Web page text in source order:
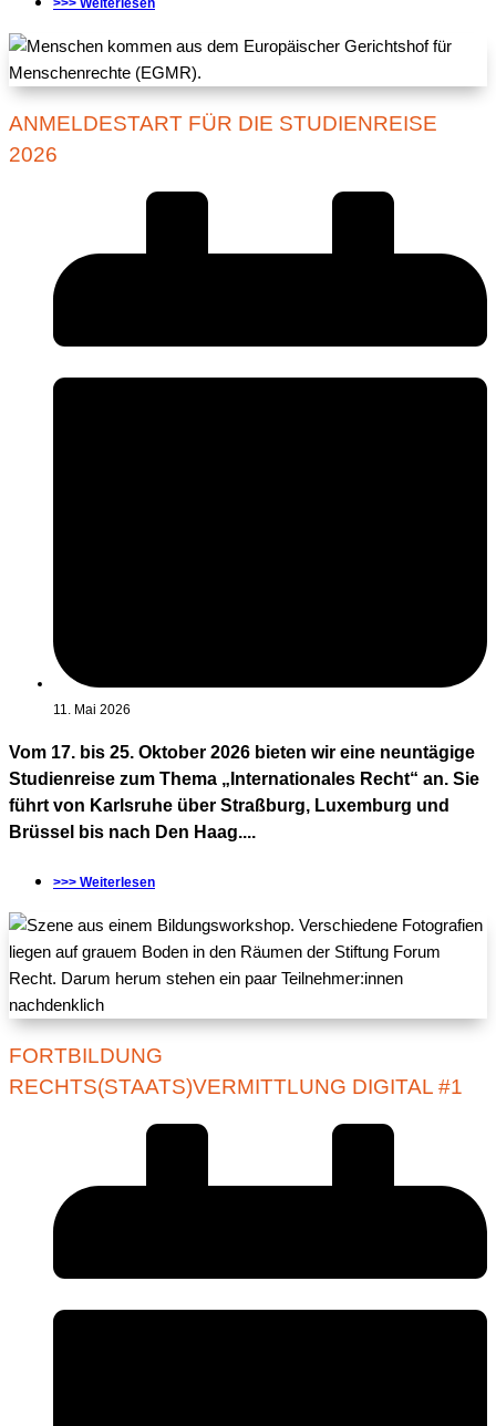
>>> Weiterlesen
ANMELDESTART FÜR DIE STUDIENREISE
2026
11. Mai 2026
Vom 17. bis 25. Oktober 2026 bieten wir eine neuntägige
Studienreise zum Thema „Internationales Recht“ an. Sie
führt von Karlsruhe über Straßburg, Luxemburg und
Brüssel bis nach Den Haag....
>>> Weiterlesen
FORTBILDUNG
RECHTS(STAATS)VERMITTLUNG DIGITAL #1